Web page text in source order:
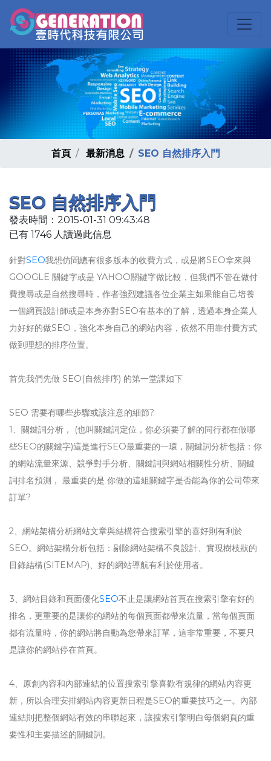
首頁 最新消息 SEO 自然排序入門
SEO 自然排序入門
發表時間：2015-01-31 09:43:48
已有 1746 人讀過此信息
針對SEO我想仿間總有很多版本的收費方式，或是將SEO拿來與
GOOGLE 關鍵字或是 YAHOO關鍵字做比較，但我們不管在做付
費搜尋或是自然搜尋時，作者強烈建議各位企業主如果能自己培養
一個網頁設計師或是本身亦對SEO有基本的了解，透過本身企業人
力好好的做SEO，強化本身自己的網站內容，依然不用靠付費方式
做到理想的排序位置。
首先我們先做 SEO(自然排序) 的第一堂課如下
SEO 需要有哪些步驟或該注意的細節?
1、關鍵詞分析， (也叫關鍵詞定位，你必須要了解的同行都在做哪
些SEO的關鍵字)這是進行SEO最重要的一環，關鍵詞分析包括：你
的網站流量來源、競爭對手分析、關鍵詞與網站相關性分析、關鍵
詞排名預測， 最重要的是 你做的這組關鍵字是否能為你的公司帶來
訂單?
2、網站架構分析網站文章與結構符合搜索引擎的喜好則有利於
SEO。網站架構分析包括：剔除網站架構不良設計、實現樹枝狀的
目錄結構(SITEMAP)、好的網站導航有利於使用者。
3、網站目錄和頁面優化SEO不止是讓網站首頁在搜索引擎有好的
排名，更重要的是讓你的網站的每個頁面都帶來流量，當每個頁面
都有流量時，你的網站將自動為您帶來訂單，這非常重要，不要只
是讓你的網站停在首頁。
4、原創內容和內部連結的位置搜索引擎喜歡有規律的網站內容更
新，所以合理安排網站內容更新日程是SEO的重要技巧之一。內部
連結則把整個網站有效的串聯起來，讓搜索引擎明白每個網頁的重
要性和主要描述的關鍵詞。